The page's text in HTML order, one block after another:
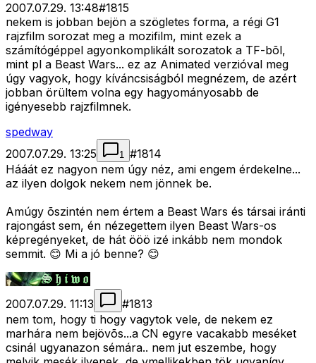
2007.07.29. 13:48#1815
nekem is jobban bejön a szögletes forma, a régi G1
rajzfilm sorozat meg a mozifilm, mint ezek a
számítógéppel agyonkomplikált sorozatok a TF-bõl,
mint pl a Beast Wars... ez az Animated verzióval meg
úgy vagyok, hogy kíváncsiságból megnézem, de azért
jobban örültem volna egy hagyományosabb de
igényesebb rajzfilmnek.
spedway
2007.07.29. 13:25
1 #1814
Hááát ez nagyon nem úgy néz, ami engem érdekelne...
az ilyen dolgok nekem nem jönnek be.
Amúgy õszintén nem értem a Beast Wars és társai iránti
rajongást sem, én nézegettem ilyen Beast Wars-os
képregényeket, de hát ööö izé inkább nem mondok
semmit. 😊 Mi a jó benne? 😊
2007.07.29. 11:13 #1813
nem tom, hogy ti hogy vagytok vele, de nekem ez
marhára nem bejövõs...a CN egyre vacakabb meséket
csinál ugyanazon sémára.. nem jut eszembe, hogy